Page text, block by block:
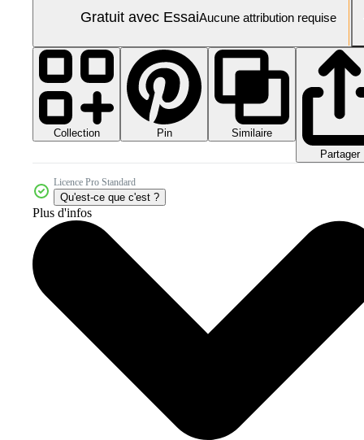
Gratuit avec EssaiAucune attribution requise
Collection Pin
Similaire
Partager
Licence Pro Standard
Qu'est-ce que c'est ?
Plus d'infos